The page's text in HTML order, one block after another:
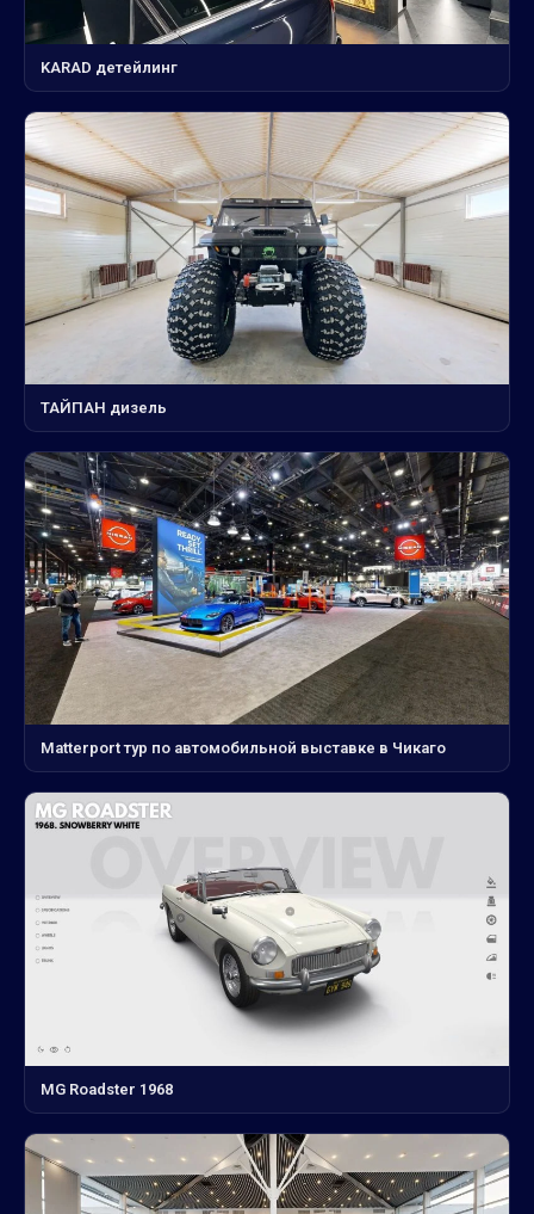
KARAD детейлинг
ТАЙПАН дизель
Matterport тур по автомобильной выставке в Чикаго
MG Roadster 1968